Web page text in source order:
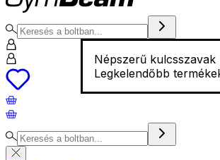
Népszerű kulcsszavak
Legkelendőbb